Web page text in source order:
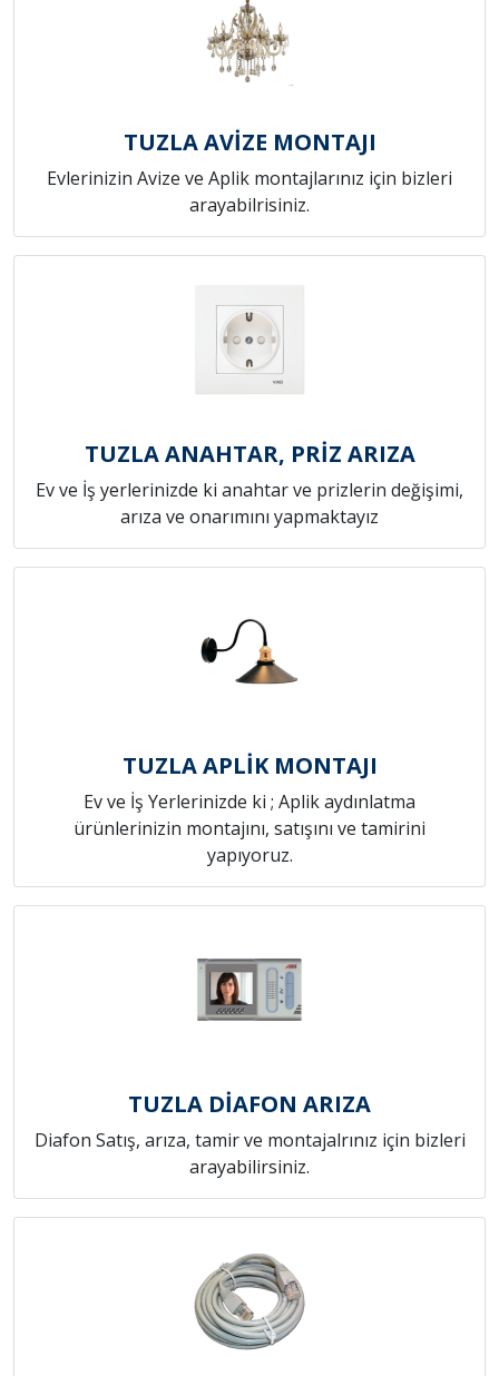
TUZLA AVİZE MONTAJI
Evlerinizin Avize ve Aplik montajlarınız için bizleri
arayabilrisiniz.
TUZLA ANAHTAR, PRİZ ARIZA
Ev ve İş yerlerinizde ki anahtar ve prizlerin değişimi,
arıza ve onarımını yapmaktayız
TUZLA APLİK MONTAJI
Ev ve İş Yerlerinizde ki ; Aplik aydınlatma
ürünlerinizin montajını, satışını ve tamirini
yapıyoruz.
TUZLA DİAFON ARIZA
Diafon Satış, arıza, tamir ve montajalrınız için bizleri
arayabilirsiniz.